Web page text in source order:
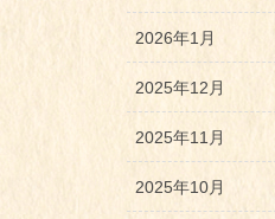
2026年1月
2025年12月
2025年11月
2025年10月